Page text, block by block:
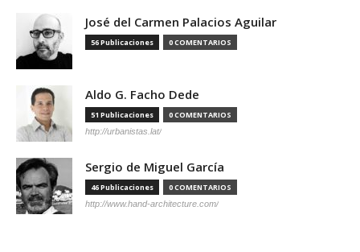
José del Carmen Palacios Aguilar
56 Publicaciones 0 COMENTARIOS
Aldo G. Facho Dede
51 Publicaciones 0 COMENTARIOS
http://urbanistas.lat/
Sergio de Miguel García
46 Publicaciones 0 COMENTARIOS
http://www.hand-architecture.com/